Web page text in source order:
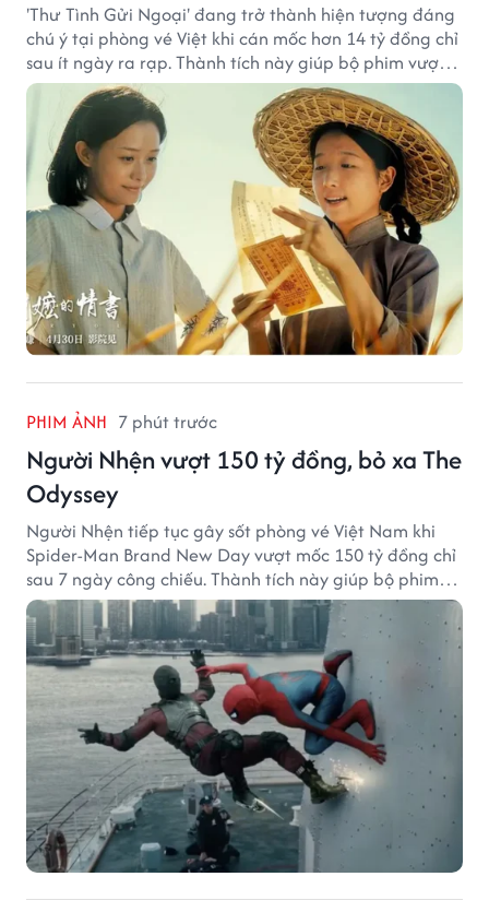
'Thư Tình Gửi Ngoại' đang trở thành hiện tượng đáng
chú ý tại phòng vé Việt khi cán mốc hơn 14 tỷ đồng chỉ
sau ít ngày ra rạp. Thành tích này giúp bộ phim vượt
kỳ vọng ban đầu và duy trì sức hút giữa cuộc cạnh
tranh của nhiều tác phẩm lớn.
PHIM ẢNH 7 phút trước
Người Nhện vượt 150 tỷ đồng, bỏ xa The
Odyssey
Người Nhện tiếp tục gây sốt phòng vé Việt Nam khi
Spider-Man Brand New Day vượt mốc 150 tỷ đồng chỉ
sau 7 ngày công chiếu. Thành tích này giúp bộ phim
của Tom Holland tạo khoảng cách đáng kể với The
Odyssey trên đường đua doanh thu.